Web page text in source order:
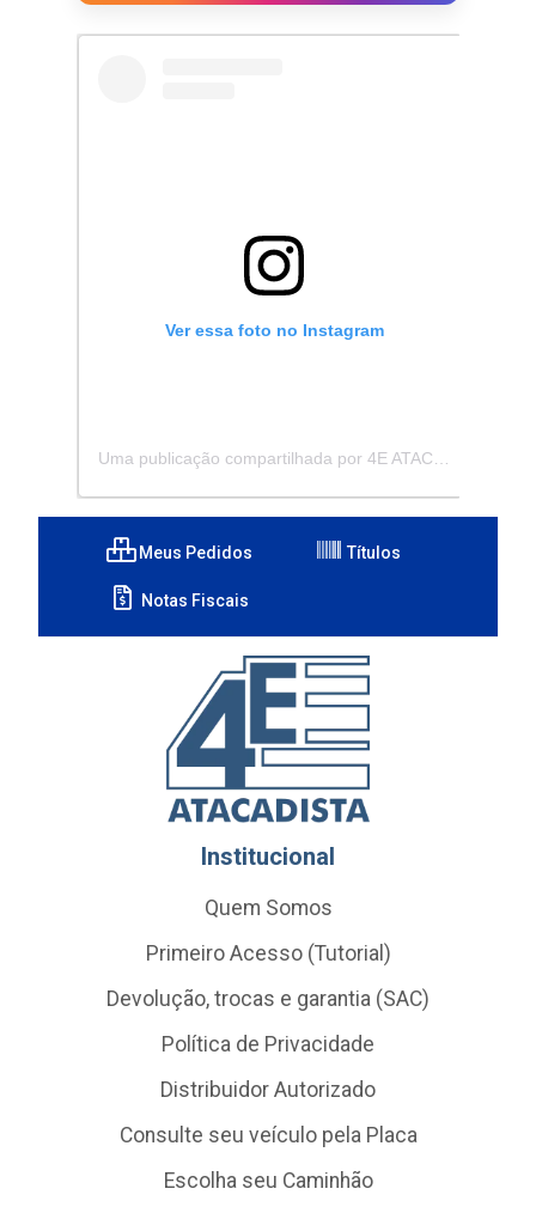
Ver essa foto no Instagram
Meus Pedidos Títulos
Notas Fiscais
Institucional
Quem Somos
Primeiro Acesso (Tutorial)
Devolução, trocas e garantia (SAC)
Política de Privacidade
Distribuidor Autorizado
Consulte seu veículo pela Placa
Escolha seu Caminhão